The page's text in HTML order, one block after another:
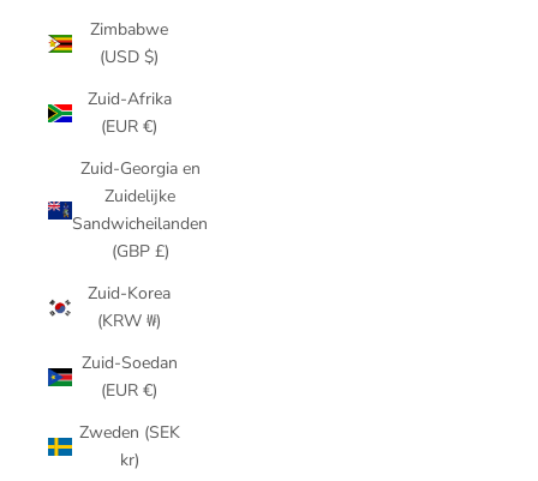
Zimbabwe
(USD $)
Zuid-Afrika
(EUR €)
Zuid-Georgia en
Zuidelijke
Sandwicheilanden
(GBP £)
Zuid-Korea
(KRW ₩)
Zuid-Soedan
(EUR €)
Zweden (SEK
kr)